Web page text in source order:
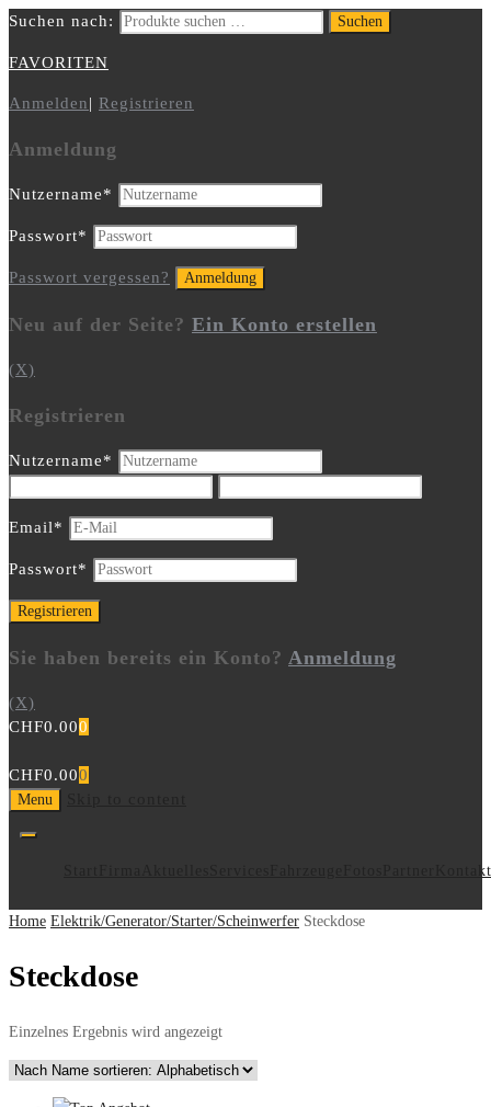
Suchen nach: Suchen
FAVORITEN
Anmelden| Registrieren
Anmeldung
Nutzername*
Passwort*
Passwort vergessen?
Neu auf der Seite? Ein Konto erstellen
(X)
Registrieren
Nutzername*
Email*
Passwort*
Sie haben bereits ein Konto? Anmeldung
(X)
CHF0.000
CHF0.000
Menu
Kontakt
Home Elektrik/Generator/Starter/Scheinwerfer Steckdose
Steckdose
Einzelnes Ergebnis wird angezeigt